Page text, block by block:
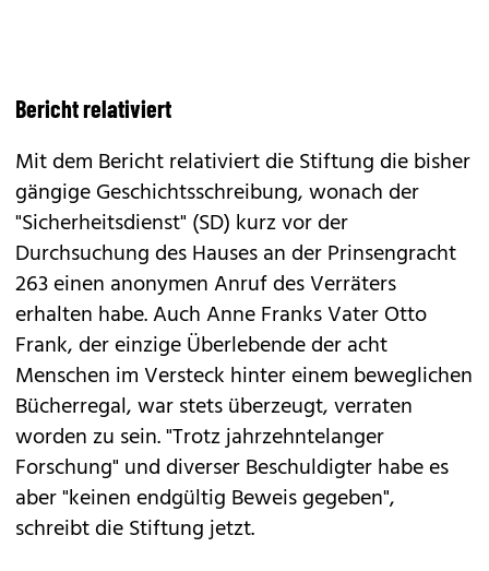
Bericht relativiert
Mit dem Bericht relativiert die Stiftung die bisher
gängige Geschichtsschreibung, wonach der
"Sicherheitsdienst" (SD) kurz vor der
Durchsuchung des Hauses an der Prinsengracht
263 einen anonymen Anruf des Verräters
erhalten habe. Auch Anne Franks Vater Otto
Frank, der einzige Überlebende der acht
Menschen im Versteck hinter einem beweglichen
Bücherregal, war stets überzeugt, verraten
worden zu sein. "Trotz jahrzehntelanger
Forschung" und diverser Beschuldigter habe es
aber "keinen endgültig Beweis gegeben",
schreibt die Stiftung jetzt.